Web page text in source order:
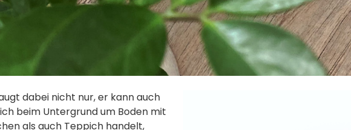
dabei nicht nur, er kann auch
beim Untergrund um Boden mit
als auch Teppich handelt,